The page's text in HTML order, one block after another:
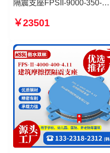
隔震支座FPSII-9000-350-
JZQZ-15000生产厂家 摩擦滑
￥23501